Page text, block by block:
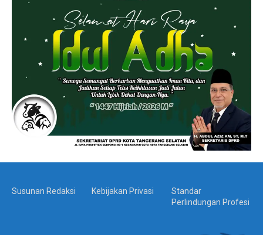
Susunan Redaksi Kebijakan Privasi
Standar
Perlindungan Profesi